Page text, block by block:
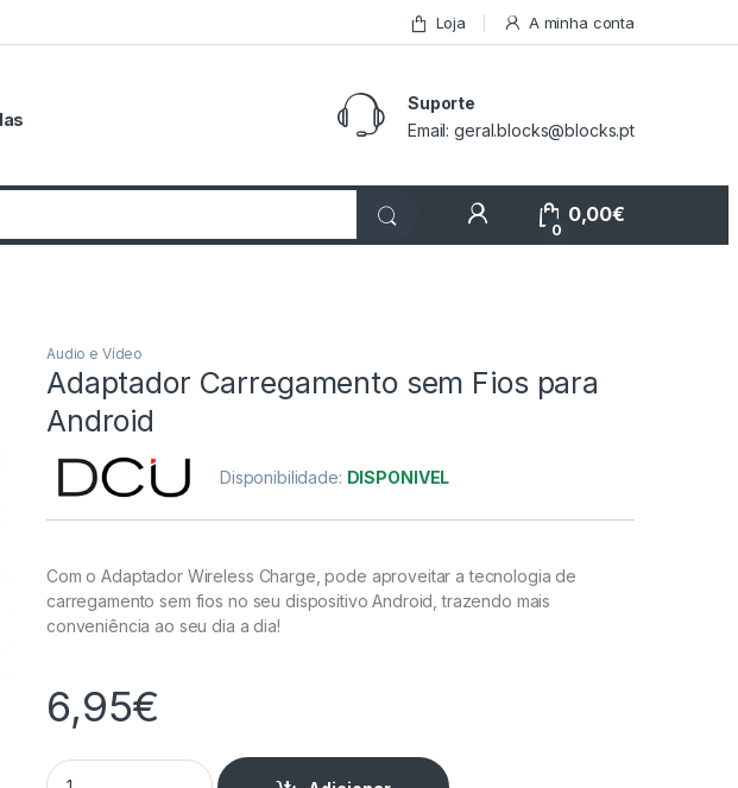
Loja A minha conta
Suporte
Email: geral.blocks@blocks.pt
My Account
0
0,00€
Audio e Vídeo
Adaptador Carregamento sem Fios para
Android
Disponibilidade: DISPONIVEL
Com o Adaptador Wireless Charge, pode aproveitar a tecnologia de
carregamento sem fios no seu dispositivo Android, trazendo mais
conveniência ao seu dia a dia!
6,95€
Adaptador Carregamento sem Fios para Android quantity